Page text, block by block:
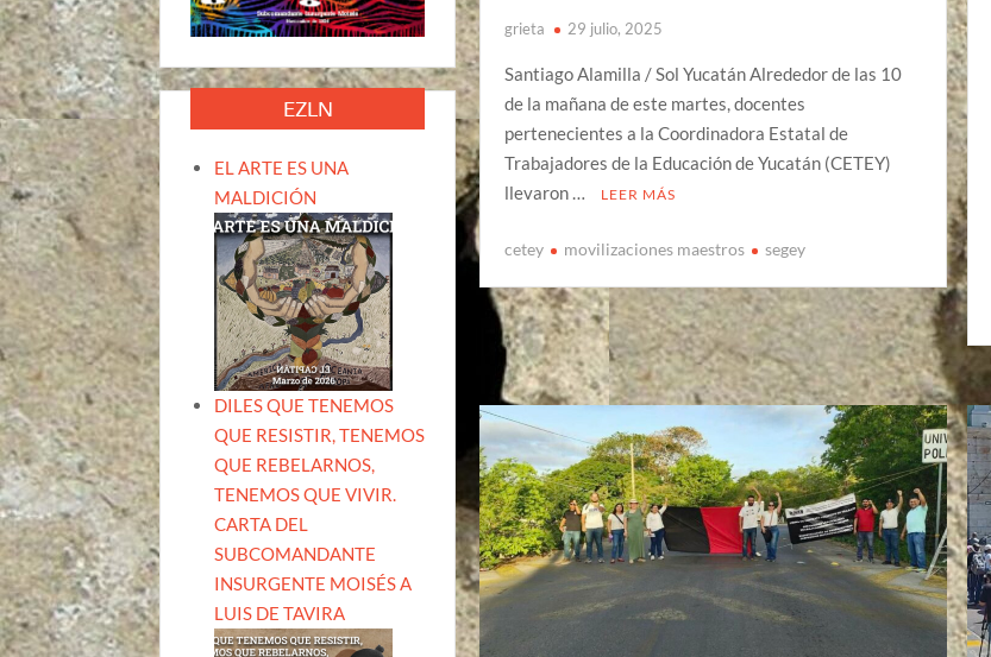
grieta 29 julio, 2025
Santiago Alamilla / Sol Yucatán Alrededor de las 10
de la mañana de este martes, docentes
pertenecientes a la Coordinadora Estatal de
Trabajadores de la Educación de Yucatán (CETEY)
llevaron …
LEER MÁS
cetey movilizaciones maestros segey
EZLN
EL ARTE ES UNA
MALDICIÓN
DILES QUE TENEMOS
QUE RESISTIR, TENEMOS
QUE REBELARNOS,
TENEMOS QUE VIVIR.
CARTA DEL
SUBCOMANDANTE
INSURGENTE MOISÉS A
LUIS DE TAVIRA